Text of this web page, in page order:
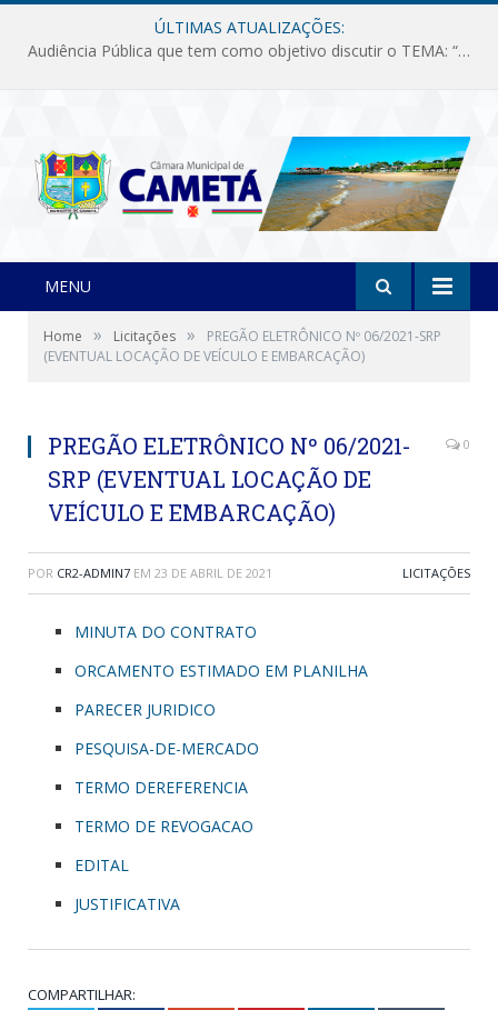
ÚLTIMAS ATUALIZAÇÕES:
Audiência Pública que tem como objetivo discutir o TEMA: “Fornecimento de Energia Elétrica em Debate: Tarifas, Qualidade e Atendimento dos Serviços”
MENU
Home » Licitações »
PREGÃO ELETRÔNICO Nº 06/2021-SRP
(EVENTUAL LOCAÇÃO DE VEÍCULO E EMBARCAÇÃO)
PREGÃO ELETRÔNICO Nº 06/2021-
SRP (EVENTUAL LOCAÇÃO DE
VEÍCULO E EMBARCAÇÃO)
0
POR CR2-ADMIN7 EM 23 DE ABRIL DE 2021 LICITAÇÕES
MINUTA DO CONTRATO
ORCAMENTO ESTIMADO EM PLANILHA
PARECER JURIDICO
PESQUISA-DE-MERCADO
TERMO DEREFERENCIA
TERMO DE REVOGACAO
EDITAL
JUSTIFICATIVA
COMPARTILHAR: